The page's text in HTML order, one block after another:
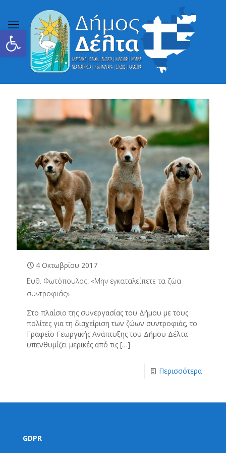
Ανοίξτε τη γραμμή εργαλείων
4 Οκτωβρίου 2017
Ευθ. Φωτόπουλος: «Μην εγκαταλείπετε τα ζώα
συντροφιάς»
Στο πλαίσιο της συνεργασίας του Δήμου με τους
πολίτες για τη διαχείριση των ζώων συντροφιάς, το
Γραφείο Γεωργικής Ανάπτυξης του Δήμου Δέλτα
υπενθυμίζει μερικές από τις […]
Περισσότερα
GDPR